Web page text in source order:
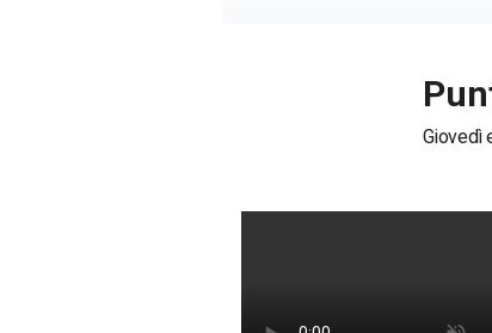
Giovedì